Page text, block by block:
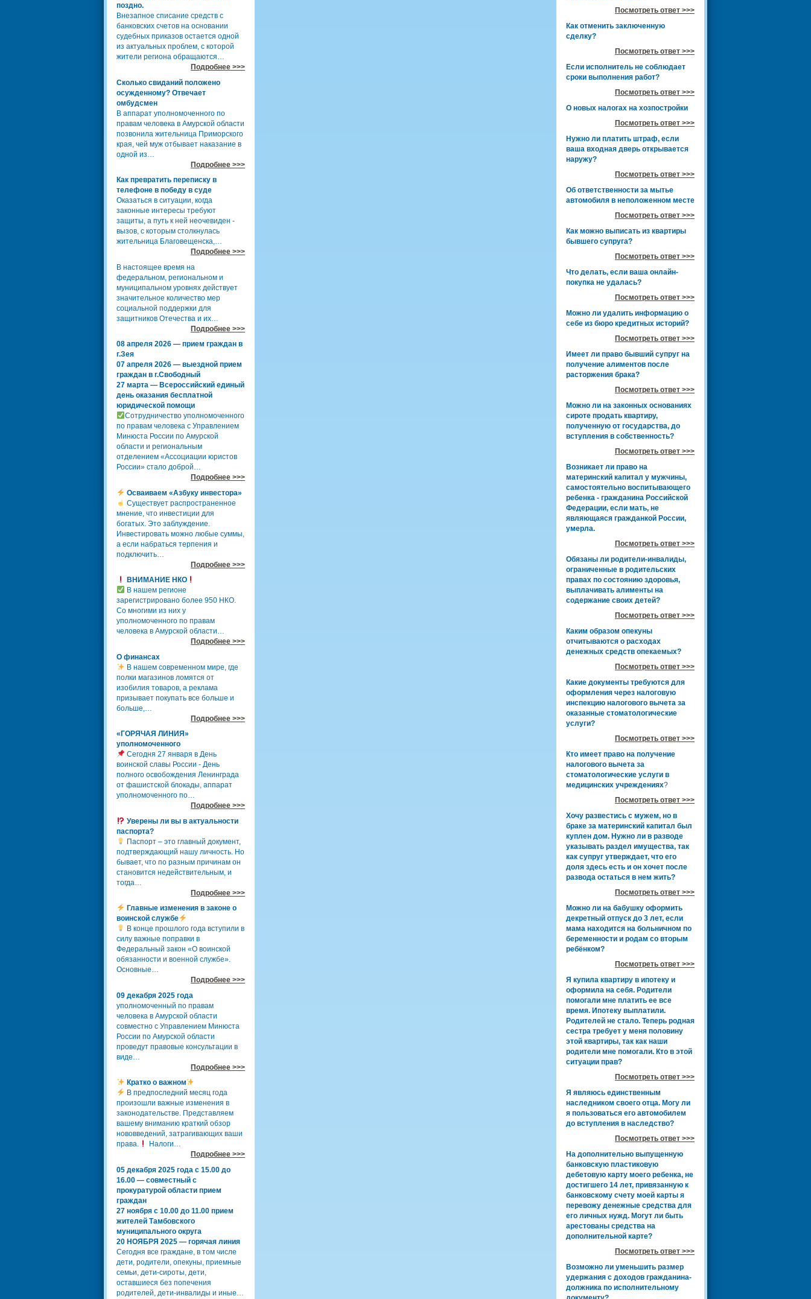
поздно.
Внезапное списание средств с
банковских счетов на основании
судебных приказов остается одной
из актуальных проблем, с которой
жители региона обращаются…
Подробнее >>>
Сколько свиданий положено
осужденному? Отвечает
омбудсмен
В аппарат уполномоченного по
правам человека в Амурской области
позвонила жительница Приморского
края, чей муж отбывает наказание в
одной из…
Подробнее >>>
Как превратить переписку в
телефоне в победу в суде
Оказаться в ситуации, когда
законные интересы требуют
защиты, а путь к ней неочевиден -
вызов, с которым столкнулась
жительница Благовещенска,…
Подробнее >>>
В настоящее время на
федеральном, региональном и
муниципальном уровнях действует
значительное количество мер
социальной поддержки для
защитников Отечества и их…
Подробнее >>>
08 апреля 2026 — прием граждан в
г.Зея
07 апреля 2026 — выездной прием
граждан в г.Свободный
27 марта — Всероссийский единый
день оказания бесплатной
юридической помощи
Сотрудничество уполномоченного
по правам человека с Управлением
Минюста России по Амурской
области и региональным
отделением «Ассоциации юристов
России» стало доброй…
Подробнее >>>
Осваиваем «Азбуку инвестора»
Существует распространенное
мнение, что инвестиции для
богатых. Это заблуждение.
Инвестировать можно любые суммы,
а если набраться терпения и
подключить…
Подробнее >>>
ВНИМАНИЕ НКО
В нашем регионе
зарегистрировано более 950 НКО.
Со многими из них у
уполномоченного по правам
человека в Амурской области…
Подробнее >>>
О финансах
В нашем современном мире, где
полки магазинов ломятся от
изобилия товаров, а реклама
призывает покупать все больше и
больше,…
Подробнее >>>
«ГОРЯЧАЯ ЛИНИЯ»
уполномоченного
Сегодня 27 января в День
воинской славы России - День
полного освобождения Ленинграда
от фашистской блокады, аппарат
уполномоченного по…
Подробнее >>>
Уверены ли вы в актуальности
паспорта?
Паспорт – это главный документ,
подтверждающий нашу личность. Но
бывает, что по разным причинам он
становится недействительным, и
тогда…
Подробнее >>>
Главные изменения в законе о
воинской службе
В конце прошлого года вступили в
силу важные поправки в
Федеральный закон «О воинской
обязанности и военной службе».
Основные…
Подробнее >>>
09 декабря 2025 года
уполномоченный по правам
человека в Амурской области
совместно с Управлением Минюста
России по Амурской области
проведут правовые консультации в
виде…
Подробнее >>>
Кратко о важном
В предпоследний месяц года
произошли важные изменения в
законодательстве. Представляем
вашему вниманию краткий обзор
нововведений, затрагивающих ваши
права.
Налоги…
Подробнее >>>
05 декабря 2025 года с 15.00 до
16.00 — совместный с
прокуратурой области прием
граждан
27 ноября с 10.00 до 11.00 прием
жителей Тамбовского
муниципального округа
20 НОЯБРЯ 2025 — горячая линия
Сегодня все граждане, в том числе
дети, родители, опекуны, приемные
семьи, дети-сироты, дети,
оставшиеся без попечения
родителей, дети-инвалиды и иные…
Посмотреть ответ >>>
Как отменить заключенную
сделку?
Посмотреть ответ >>>
Если исполнитель не соблюдает
сроки выполнения работ?
Посмотреть ответ >>>
О новых налогах на хозпостройки
Посмотреть ответ >>>
Нужно ли платить штраф, если
ваша входная дверь открывается
наружу?
Посмотреть ответ >>>
Об ответственности за мытье
автомобиля в неположенном месте
Посмотреть ответ >>>
Как можно выписать из квартиры
бывшего супруга?
Посмотреть ответ >>>
Что делать, если ваша онлайн-
покупка не удалась?
Посмотреть ответ >>>
Можно ли удалить информацию о
себе из бюро кредитных историй?
Посмотреть ответ >>>
Имеет ли право бывший супруг на
получение алиментов после
расторжения брака?
Посмотреть ответ >>>
Можно ли на законных основаниях
сироте продать квартиру,
полученную от государства, до
вступления в собственность?
Посмотреть ответ >>>
Возникает ли право на
материнский капитал у мужчины,
самостоятельно воспитывающего
ребенка - гражданина Российской
Федерации, если мать, не
являющаяся гражданкой России,
умерла.
Посмотреть ответ >>>
Обязаны ли родители-инвалиды,
ограниченные в родительских
правах по состоянию здоровья,
выплачивать алименты на
содержание своих детей?
Посмотреть ответ >>>
Каким образом опекуны
отчитываются о расходах
денежных средств опекаемых?
Посмотреть ответ >>>
Какие документы требуются для
оформления через налоговую
инспекцию налогового вычета за
оказанные стоматологические
услуги?
Посмотреть ответ >>>
Кто имеет право на получение
налогового вычета за
стоматологические услуги в
медицинских учреждениях?
Посмотреть ответ >>>
Хочу развестись с мужем, но в
браке за материнский капитал был
куплен дом. Нужно ли в разводе
указывать раздел имущества, так
как супруг утверждает, что его
доля здесь есть и он хочет после
развода остаться в нем жить?
Посмотреть ответ >>>
Можно ли на бабушку оформить
декретный отпуск до 3 лет, если
мама находится на больничном по
беременности и родам со вторым
ребёнком?
Посмотреть ответ >>>
Я купила квартиру в ипотеку и
оформила на себя. Родители
помогали мне платить ее все
время. Ипотеку выплатили.
Родителей не стало. Теперь родная
сестра требует у меня половину
этой квартиры, так как наши
родители мне помогали. Кто в этой
ситуации прав?
Посмотреть ответ >>>
Я являюсь единственным
наследником своего отца. Могу ли
я пользоваться его автомобилем
до вступления в наследство?
Посмотреть ответ >>>
На дополнительно выпущенную
банковскую пластиковую
дебетовую карту моего ребенка, не
достигшего 14 лет, привязанную к
банковскому счету моей карты я
перевожу денежные средства для
его личных нужд. Могут ли быть
арестованы средства на
дополнительной карте?
Посмотреть ответ >>>
Возможно ли уменьшить размер
удержания с доходов гражданина-
должника по исполнительному